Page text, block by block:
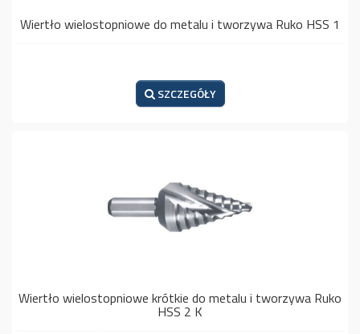
Wiertło wielostopniowe do metalu i tworzywa Ruko HSS 1
SZCZEGÓŁY
Wiertło wielostopniowe krótkie do metalu i tworzywa Ruko
HSS 2 K